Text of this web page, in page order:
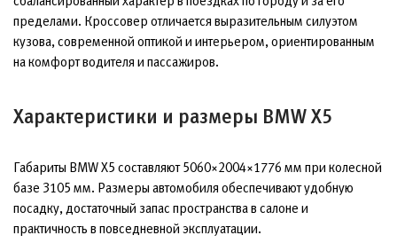
пределами. Кроссовер отличается выразительным силуэтом
кузова, современной оптикой и интерьером, ориентированным
на комфорт водителя и пассажиров.
Характеристики и размеры BMW X5
Габариты BMW X5 составляют 5060×2004×1776 мм при колесной
базе 3105 мм. Размеры автомобиля обеспечивают удобную
посадку, достаточный запас пространства в салоне и
практичность в повседневной эксплуатации.